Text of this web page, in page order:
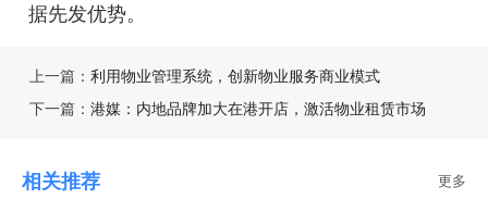
据先发优势。
上一篇： 利用物业管理系统，创新物业服务商业模式
下一篇： 港媒：内地品牌加大在港开店，激活物业租赁市场
相关推荐 更多